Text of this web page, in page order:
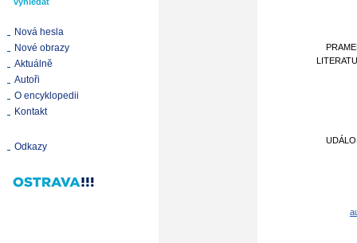
Nová hesla
Nové obrazy
Aktuálně
Autoři
O encyklopedii
Kontakt
Odkazy